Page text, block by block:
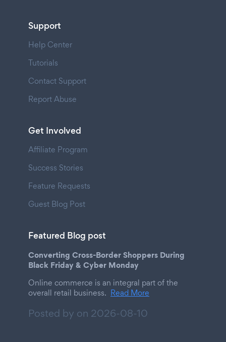
Support
Help Center
Tutorials
Contact Support
Report Abuse
Get Involved
Affiliate Program
Success Stories
Feature Requests
Guest Blog Post
Featured Blog post
Converting Cross-Border Shoppers During
Black Friday & Cyber Monday
Online commerce is an integral part of the
overall retail business. Read More
Posted by on 2026-08-10